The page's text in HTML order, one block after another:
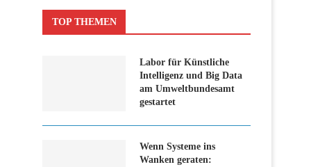
TOP THEMEN
Labor für Künstliche
Intelligenz und Big Data
am Umweltbundesamt
gestartet
Wenn Systeme ins
Wanken geraten: